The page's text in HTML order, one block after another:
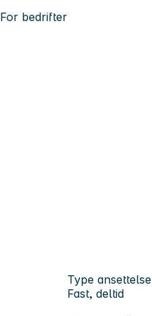
For bedrifter
Type ansettelse
Fast, deltid